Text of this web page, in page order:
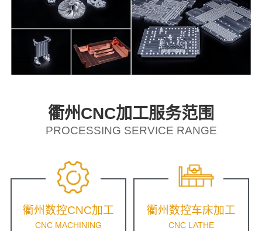
衢州CNC加工服务范围
PROCESSING SERVICE RANGE
衢州数控CNC加工
CNC MACHINING
衢州数控车床加工
CNC LATHE